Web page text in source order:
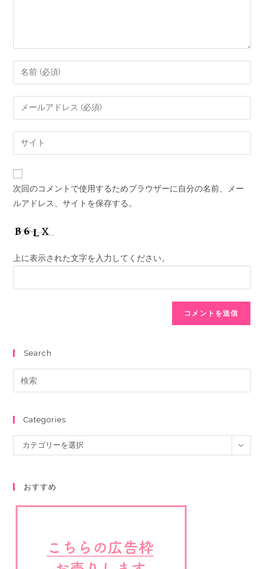
次回のコメントで使用するためブラウザーに自分の名前、メー
ルアドレス、サイトを保存する。
上に表示された文字を入力してください。
Search
Categories
カテゴリーを選択
おすすめ